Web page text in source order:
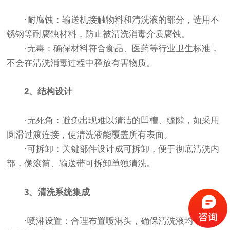
·耐腐蚀：输送机接触物料和清洗液的部分，选用不
锈钢等耐腐蚀材料，防止被清洗消毒介质腐蚀。
·无毒：确保材料符合食品、医药等行业卫生标准，
不会在清洗消毒过程中释放有害物质。
2、结构设计
·无死角：避免出现难以清洁的凹槽、缝隙，如采用
圆滑过渡连接，使清洗液能覆盖所有表面。
·可拆卸：关键部件设计成可拆卸，便于彻底清洗内
部，像滚筒、输送带可拆卸单独清洗。
3、清洗系统集成
·喷淋设置：合理布置喷淋头，确保清洗液均匀覆盖